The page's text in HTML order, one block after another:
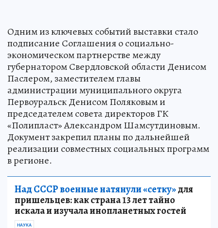
Одним из ключевых событий выставки стало
подписание Соглашения о социально-
экономическом партнерстве между
губернатором Свердловской области Денисом
Паслером, заместителем главы
администрации муниципального округа
Первоуральск Денисом Поляковым и
председателем совета директоров ГК
«Полипласт» Александром Шамсутдиновым.
Документ закрепил планы по дальнейшей
реализации совместных социальных программ
в регионе.
Над СССР военные натянули «сетку»для
пришельцев: как страна 13 лет тайно
искала и изучала инопланетных гостей
НАУКА